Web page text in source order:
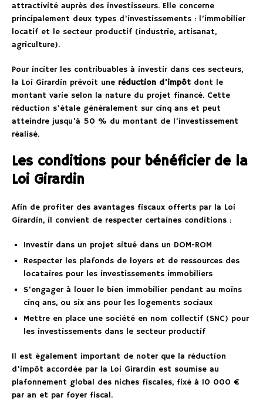
attractivité auprès des investisseurs. Elle concerne
principalement deux types d’investissements : l’immobilier
locatif et le secteur productif (industrie, artisanat,
agriculture).
Pour inciter les contribuables à investir dans ces secteurs,
la Loi Girardin prévoit une réduction d’impôt dont le
montant varie selon la nature du projet financé. Cette
réduction s’étale généralement sur cinq ans et peut
atteindre jusqu’à 50 % du montant de l’investissement
réalisé.
Les conditions pour bénéficier de la
Loi Girardin
Afin de profiter des avantages fiscaux offerts par la Loi
Girardin, il convient de respecter certaines conditions :
Investir dans un projet situé dans un DOM-ROM
Respecter les plafonds de loyers et de ressources des
locataires pour les investissements immobiliers
S’engager à louer le bien immobilier pendant au moins
cinq ans, ou six ans pour les logements sociaux
Mettre en place une société en nom collectif (SNC) pour
les investissements dans le secteur productif
Il est également important de noter que la réduction
d’impôt accordée par la Loi Girardin est soumise au
plafonnement global des niches fiscales, fixé à 10 000 €
par an et par foyer fiscal.